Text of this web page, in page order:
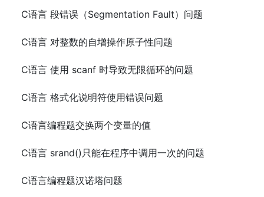
C语言 段错误（Segmentation Fault）问题
C语言 对整数的自增操作原子性问题
C语言 使用 scanf 时导致无限循环的问题
C语言 格式化说明符使用错误问题
C语言编程题交换两个变量的值
C语言 srand()只能在程序中调用一次的问题
C语言编程题汉诺塔问题